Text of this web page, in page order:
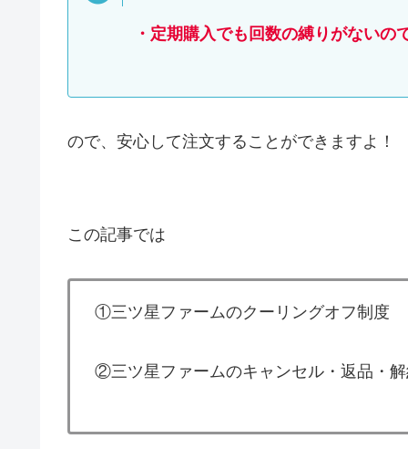
・定期購入でも回数の縛りがないの
ので、安心して注文することができますよ！
この記事では
①三ツ星ファームのクーリングオフ制度
②三ツ星ファームのキャンセル・返品・